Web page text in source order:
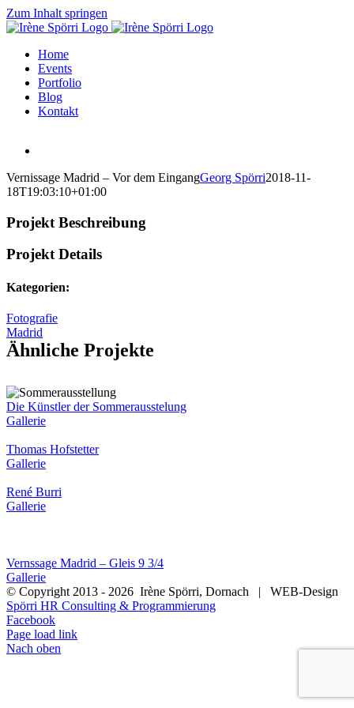
Zum Inhalt springen
Home
Events
Portfolio
Blog
Kontakt
Vernissage Madrid – Vor dem EingangGeorg Spörri2018-11-
18T19:03:10+01:00
Projekt Beschreibung
Projekt Details
Kategorien:
Fotografie
Madrid
Ähnliche Projekte
Die Künstler der Sommerausstelung
Gallerie
Thomas Hofstetter
Gallerie
René Burri
Gallerie
Vernssage Madrid – Gleis 9 3/4
Gallerie
© Copyright 2013 - 2026 Irène Spörri, Dornach | WEB-Design
Spörri HR Consulting & Programmierung
Facebook
Page load link
Nach oben